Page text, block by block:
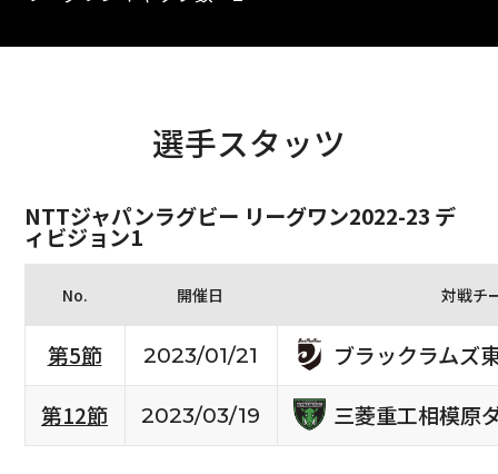
選手スタッツ
NTTジャパンラグビー リーグワン2022-23 デ
ィビジョン1
No. 開催日 対戦チ
第5節 2023/01/21
ブラックラムズ
第12節
2023/03/19 三菱重工相模原